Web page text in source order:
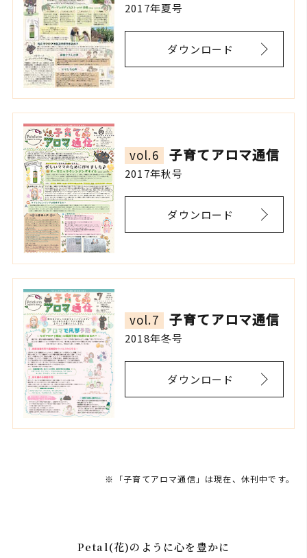
2017年夏号
ダウンロード
vol.6 子育てアロマ通信
2017年秋号
ダウンロード
vol.7 子育てアロマ通信
2018年冬号
ダウンロード
「子育てアロマ通信」は現在、休刊中です。
Petal(花)のように心を豊かに